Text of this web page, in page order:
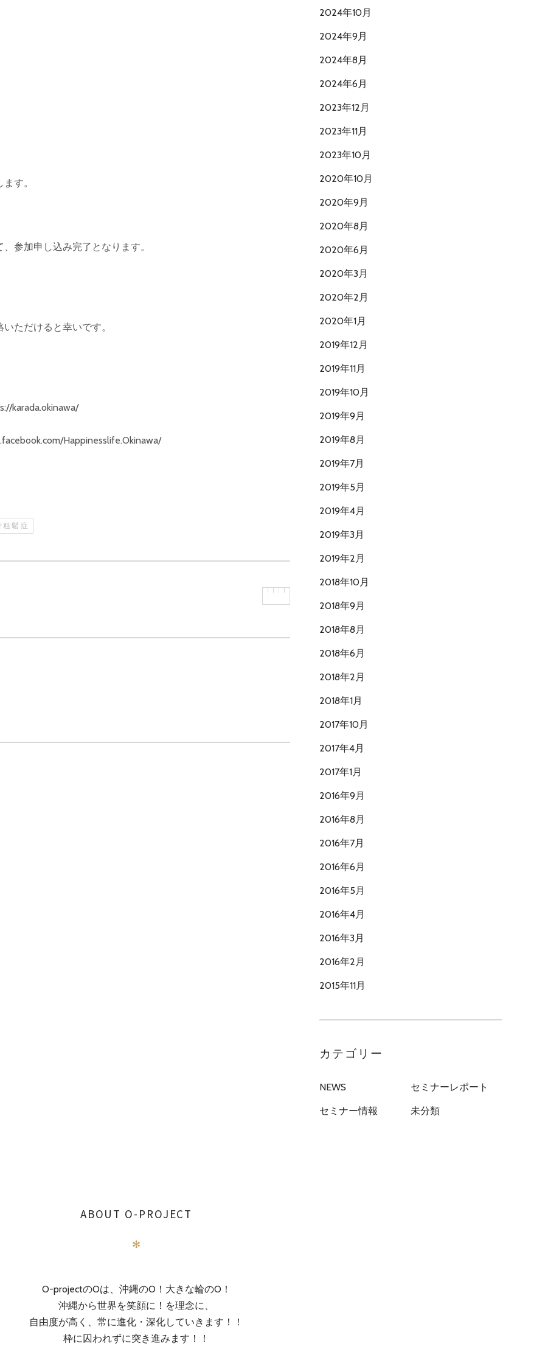
す。
参加申し込み完了となります。
ただけると幸いです。
karada.okinawa/
Happinesslife.Okinawa/
粗鬆症
2024年10月
2024年9月
2024年8月
2024年6月
2023年12月
2023年11月
2023年10月
2020年10月
2020年9月
2020年8月
2020年6月
2020年3月
2020年2月
2020年1月
2019年12月
2019年11月
2019年10月
2019年9月
2019年8月
2019年7月
2019年5月
2019年4月
2019年3月
2019年2月
2018年10月
2018年9月
2018年8月
2018年6月
2018年2月
2018年1月
2017年10月
2017年4月
2017年1月
2016年9月
2016年8月
2016年7月
2016年6月
2016年5月
2016年4月
2016年3月
2016年2月
2015年11月
カテゴリー
NEWS セミナーレポート
セミナー情報 未分類
ABOUT O-PROJECT
✻
O-projectのOは、沖縄のO！大きな輪のO！
沖縄から世界を笑顔に！を理念に、
自由度が高く、常に進化・深化していきます！！
枠に囚われずに突き進みます！！